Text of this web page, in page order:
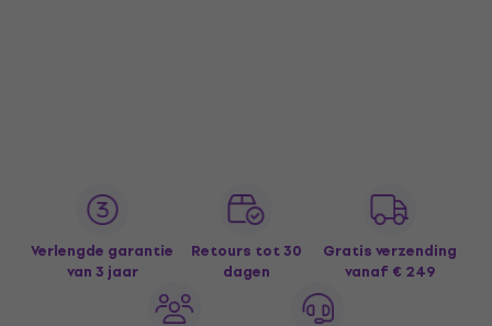
Verlengde garantie
van 3 jaar
Retours tot 30
dagen
Gratis verzending
vanaf € 249